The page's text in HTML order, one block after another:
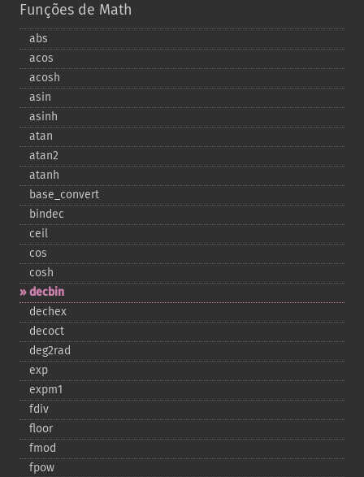
Funções de Math
abs
acos
acosh
asin
asinh
atan
atan2
atanh
base_​convert
bindec
ceil
cos
cosh
decbin
dechex
decoct
deg2rad
exp
expm1
fdiv
floor
fmod
fpow